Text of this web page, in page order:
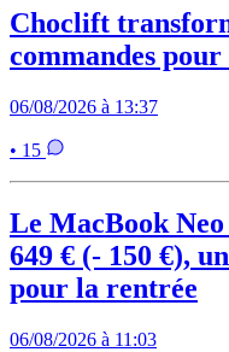
Choclift
commandes
06/08/2026 à 13:37
• 15
Le MacBook
649 € (- 150 €),
pour la rentrée
06/08/2026 à 11:03